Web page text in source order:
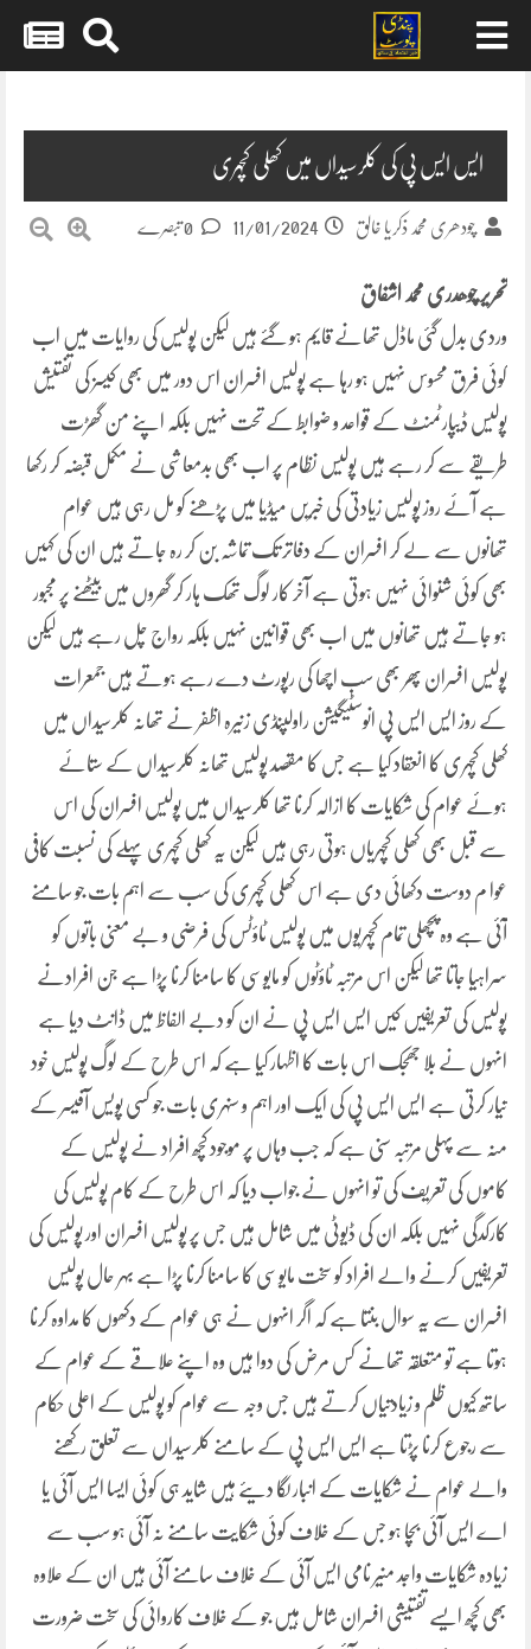
ایس ایس پی کی کلرسیداں میں کھلی کچہری
چودھری محمد ذکریا خالق 11/01/2024
تحریر چوھدری محمد اشفاق
وردی بدل گئی ماڈل تھانے قایم ہو گئے ہیں لیکن پولیس کی روایات میں اب
کوئی فرق محسوس نہیں ہو رہا ہے پولیس افسران اس دور میں بھی کیسز کی تفتیش
پولیس ڈیپارٹمنٹ کے قواعد و ضوابط کے تحت نہیں بلکہ اپنے من گھڑت
طریقے سے کر رہے ہیں پولیس نظام پر اب بھی بدمعاشی نے مکمل قبضہ کر رکھا
ہے آئے روز پولیس زیادتی کی خبریں میڈیا میں پڑھنے کو مل رہی ہیں عوام
تھانوں سے لے کر افسران کے دفاتر تک تماشہ بن کر رہ جاتے ہیں ان کی کہیں
بھی کوئی شنوائی نہیں ہوتی ہے آخر کار لوگ تھک ہار کر گھروں میں بیٹھنے پر مجبور
ہو جاتے ہیں تھانوں میں اب بھی قوانین نہیں بلکہ رواج چل رہے ہیں لیکن
پولیس افسران پھر بھی سب اچھا کی رپورٹ دے رہے ہوتے ہیں جمعرات
کے روز ایس ایس پی انوسٹیگیشن راولپنڈی زنیرہ اظفر نے تھانہ کلرسیداں میں
کھلی کچہری کا انعقاد کیا ہے جس کا مقصد پولیس تھانہ کلرسیداں کے ستائے
ہوئے عوام کی شکایات کا ازالہ کرنا تھا کلرسیداں میں پولیس افسران کی اس
سے قبل بھی کھلی کچہریاں ہوتی رہی ہیں لیکن یہ کھلی کچہری پہلے کی نسبت کافی
عوا م دوست دکھائی دی ہے اس کھلی کچہری کی سب سے اہم بات جو سامنے
آئی ہے وہ پچھلی تمام کچہریوں میں پولیس ٹاؤٹس کی فرضی و بے معنی باتوں کو
سراہیا جاتا تھا لیکن اس مرتبہ ٹاؤٹوں کو مایوسی کا سامنا کرنا پڑا ہے جن افرادنے
پولیس کی تعریفیں کیں ایس ایس پی نے ان کو دبے الفاظ میں ڈانٹ دیا ہے
انہوں نے بلا جھجک اس بات کا اظہار کیا ہے کہ اس طرح کے لوگ پولیس خود
تیار کرتی ہے ایس ایس پی کی ایک اور اہم و سنہری بات جو کسی پویس آفیسر کے
منہ سے پہلی مرتبہ سنی ہے کہ جب وہاں پر موجود کچھ افراد نے پولیس کے
کاموں کی تعریف کی تو انہوں نے جواب دیا کہ اس طرح کے کام پولیس کی
کارکدگی نہیں بلکہ ان کی ڈیوٹی میں شامل ہیں جس پر پولیس افسران اور پولیس کی
تعریفیں کرنے والے افراد کو سخت مایوسی کا سامنا کرنا پڑا ہے بہر حال پولیس
افسران سے یہ سوال بنتا ہے کہ اگر انہوں نے ہی عوام کے دکھوں کا مداوہ کرنا
ہوتا ہے تو متعلقہ تھانے کس مرض کی دوا ہیں وہ اپنے علاقے کے عوام کے
ساتھ کیوں ظلم و زیادتیاں کرتے ہیں جس وجہ سے عوام کو پولیس کے اعلی حکام
سے رجوع کرنا پڑتا ہے ایس ایس پی کے سامنے کلرسیداں سے تعلق رکھنے
والے عوام نے شکایات کے انبار لگا دیئے ہیں شاید ہی کوئی ایسا ایس آئی یا
اے ایس آئی بچا ہو جس کے خلاف کوئی شکایت سامنے نہ آئی ہو سب سے
زیادہ شکایات واجد منیر نامی ایس آئی کے خلاف سامنے آئی ہیں ان کے علاوہ
بھی کچھ ایسے تفتیشی افسران شامل ہیں جو کے خلاف کاروائی کی سخت ضرورت